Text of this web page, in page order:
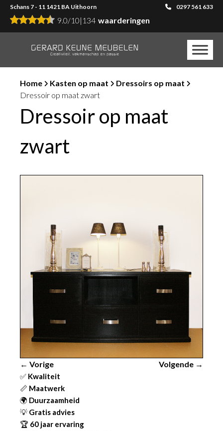
Schans 7 - 11 1421 BA Uithoorn 0297 561 633
9.0/10| 134 waarderingen
Home Kasten op maat
Dressoirs op maat
Dressoir op maat zwart
Dressoir op maat
zwart
← Vorige Volgende →
✅ Kwaliteit
📏 Maatwerk
🌍 Duurzaamheid
💡 Gratis advies
🏆 60 jaar ervaring